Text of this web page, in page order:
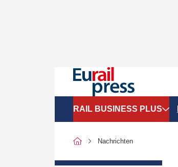
RAIL BUSINESS PLUS
Nachrichten